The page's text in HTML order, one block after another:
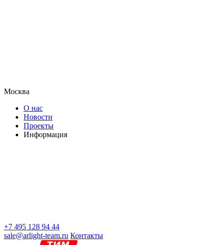
Москва
О нас
Новости
Проекты
Информация
+7 495 128 94 44
sale@arlight-team.ru Контакты